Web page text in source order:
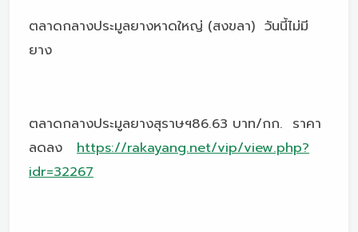
ตลาดกลางประมูลยางหาดใหญ่ (สงขลา) วันนี้ไม่มี
ยาง
ตลาดกลางประมูลยางสุราษฯ86.63 บาท/กก. ราคา
ลดลง https://rakayang.net/vip/view.php?
idr=32267